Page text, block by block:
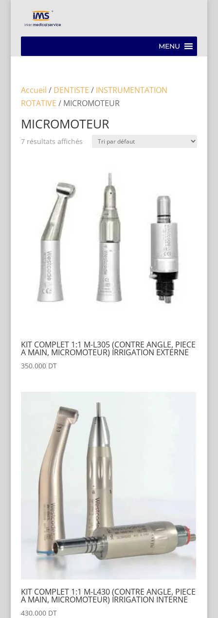
MENU
Accueil / DENTISTE / INSTRUMENTATION
ROTATIVE / MICROMOTEUR
MICROMOTEUR
7 résultats affichés
KIT COMPLET 1:1 M-L305 (CONTRE ANGLE, PIECE
A MAIN, MICROMOTEUR) IRRIGATION EXTERNE
350.000DT
KIT COMPLET 1:1 M-L430 (CONTRE ANGLE, PIECE
A MAIN, MICROMOTEUR) IRRIGATION INTERNE
430.000DT